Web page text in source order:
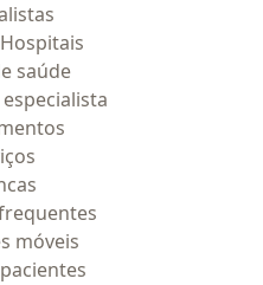
saúde
móveis